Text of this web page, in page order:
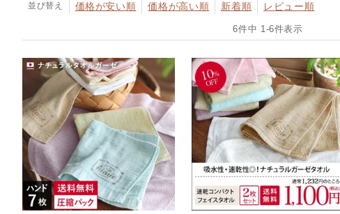
並び替え 価格が安い順 価格が高い順 新着順 レビュー順
6件中 1-6件表示